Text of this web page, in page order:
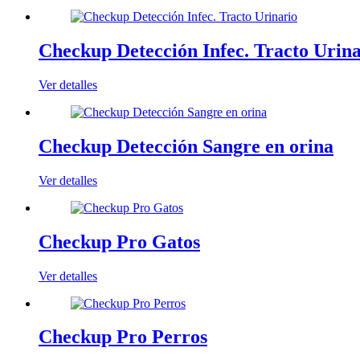
Checkup Detección Infec. Tracto
Ver detalles
Checkup Detección Sangre en orina
Ver detalles
Checkup Pro Gatos
Ver detalles
Checkup Pro Perros